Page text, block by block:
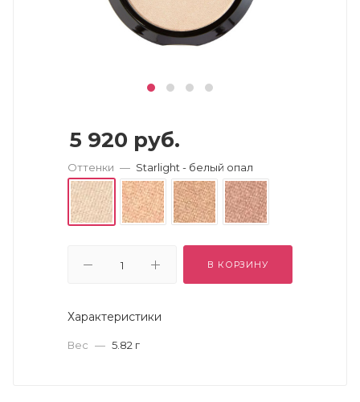
5 920 руб.
Оттенки — Starlight - белый опал
В КОРЗИНУ
Характеристики
Вес — 5.82 г